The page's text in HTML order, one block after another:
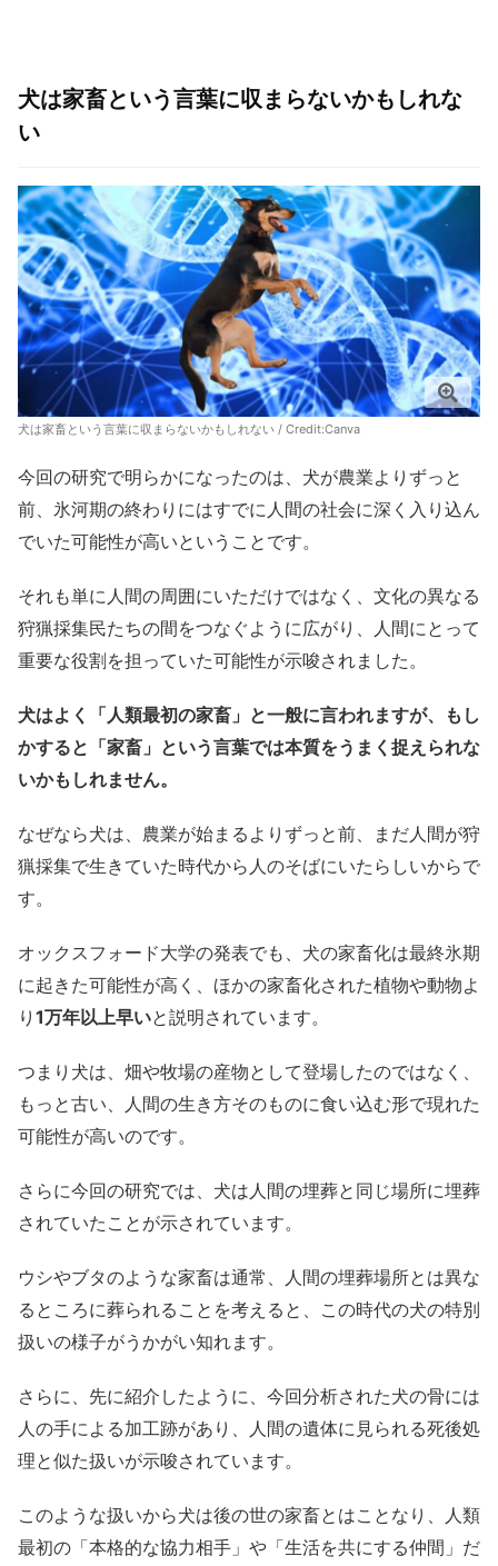
犬は家畜という言葉に収まらないかもしれな
い
犬は家畜という言葉に収まらないかもしれない / Credit:Canva
今回の研究で明らかになったのは、犬が農業よりずっと
前、氷河期の終わりにはすでに人間の社会に深く入り込ん
でいた可能性が高いということです。
それも単に人間の周囲にいただけではなく、文化の異なる
狩猟採集民たちの間をつなぐように広がり、人間にとって
重要な役割を担っていた可能性が示唆されました。
犬はよく「人類最初の家畜」と一般に言われますが、もし
かすると「家畜」という言葉では本質をうまく捉えられな
いかもしれません。
なぜなら犬は、農業が始まるよりずっと前、まだ人間が狩
猟採集で生きていた時代から人のそばにいたらしいからで
す。
オックスフォード大学の発表でも、犬の家畜化は最終氷期
に起きた可能性が高く、ほかの家畜化された植物や動物よ
り 1万年以上早いと説明されています。
つまり犬は、畑や牧場の産物として登場したのではなく、
もっと古い、人間の生き方そのものに食い込む形で現れた
可能性が高いのです。
さらに今回の研究では、犬は人間の埋葬と同じ場所に埋葬
されていたことが示されています。
ウシやブタのような家畜は通常、人間の埋葬場所とは異な
るところに葬られることを考えると、この時代の犬の特別
扱いの様子がうかがい知れます。
さらに、先に紹介したように、今回分析された犬の骨には
人の手による加工跡があり、人間の遺体に見られる死後処
理と似た扱いが示唆されています。
このような扱いから犬は後の世の家畜とはことなり、人類
最初の「本格的な協力相手」や「生活を共にする仲間」だ